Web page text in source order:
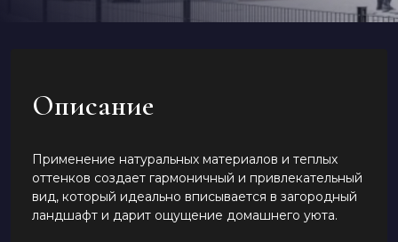
Описание
Применение натуральных материалов и теплых
оттенков создает гармоничный и привлекательный
вид, который идеально вписывается в загородный
ландшафт и дарит ощущение домашнего уюта.